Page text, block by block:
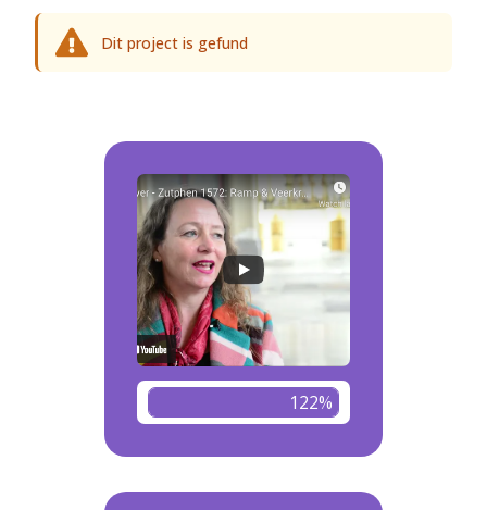
Dit project is gefund
122%